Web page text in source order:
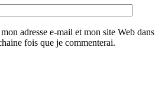
adresse e-mail et mon site Web dans
fois que je commenterai.